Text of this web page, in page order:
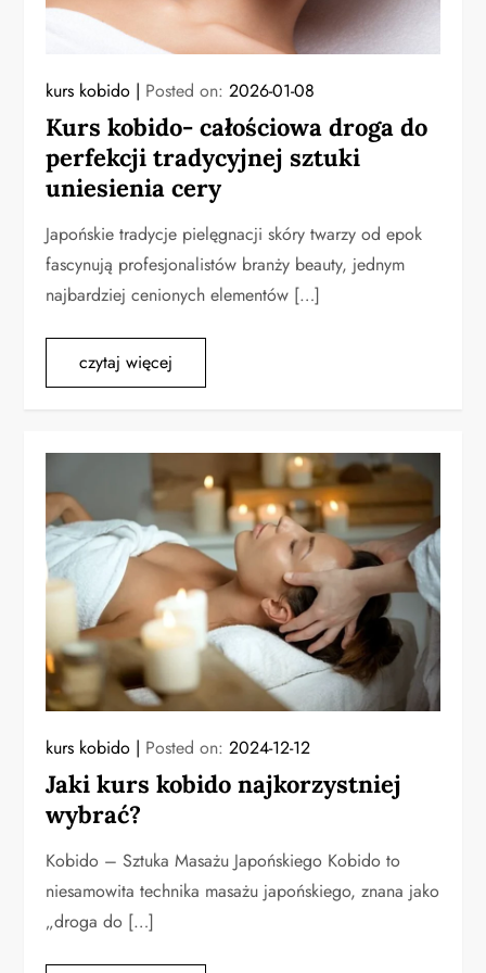
kurs kobido Posted on:2026-01-08
Kurs kobido- całościowa droga do
perfekcji tradycyjnej sztuki
uniesienia cery
Japońskie tradycje pielęgnacji skóry twarzy od epok
fascynują profesjonalistów branży beauty, jednym
najbardziej cenionych elementów […]
czytaj więcej
kurs kobido Posted on:2024-12-12
Jaki kurs kobido najkorzystniej
wybrać?
Kobido – Sztuka Masażu Japońskiego Kobido to
niesamowita technika masażu japońskiego, znana jako
„droga do […]